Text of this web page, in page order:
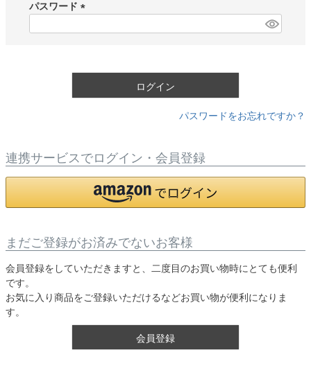
)
パスワード
ログイン
パスワードをお忘れですか？
連携サービスでログイン・会員登録
まだご登録がお済みでないお客様
会員登録をしていただきますと、二度目のお買い物時にとても便利
です。
お気に入り商品をご登録いただけるなどお買い物が便利になりま
す。
会員登録